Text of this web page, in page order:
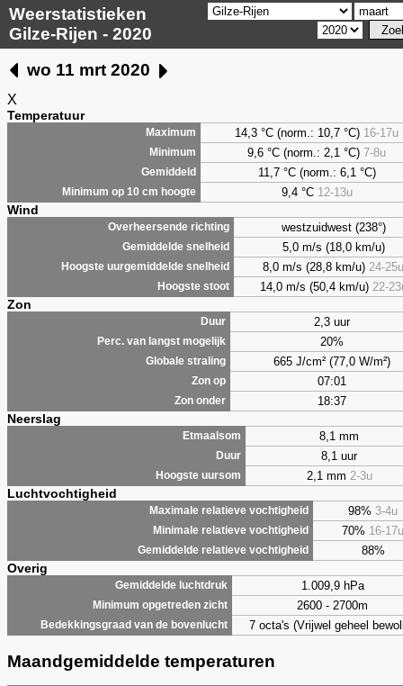
Weerstatistieken
Gilze-Rijen - 2020
wo 11 mrt 2020
X
Temperatuur
Maximum 14,3 °C (norm.: 10,7 °C) 16-17u
Minimum 9,6 °C (norm.: 2,1 °C) 7-8u
Gemiddeld 11,7 °C (norm.: 6,1 °C)
Minimum op 10 cm hoogte 9,4°C 12-13u
Wind
Overheersende richting westzuidwest (238°)
Gemiddelde snelheid 5,0 m/s (18,0 km/u)
Hoogste uurgemiddelde snelheid 8,0 m/s (28,8 km/u) 24-25u
Hoogste stoot 14,0 m/s (50,4 km/u) 22-
Zon
Duur 2,3 uur
Perc. van langst mogelijk 20%
Globale straling 665 J/cm² (77,0 W/m²)
Zon op 07:01
Zon onder 18:37
Neerslag
Etmaalsom 8,1 mm
Duur 8,1 uur
Hoogste uursom 2,1 mm 2-3u
Luchtvochtigheid
Maximale relatieve vochtigheid 98% 3-4u
Minimale relatieve vochtigheid 70% 16-17u
Gemiddelde relatieve vochtigheid 88%
Overig
Gemiddelde luchtdruk 1.009,9 hPa
Minimum opgetreden zicht 2600 - 2700m
Bedekkingsgraad van de bovenlucht 7 octa's (Vrijwel geheel
Maandgemiddelde temperaturen